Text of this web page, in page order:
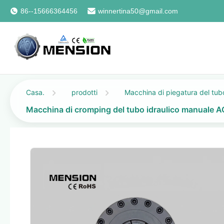
86--15666364456 winnertina50@gmail.com
Casa. prodotti Macchina di piegatura del
Macchina di cromping del tubo idraulico manuale